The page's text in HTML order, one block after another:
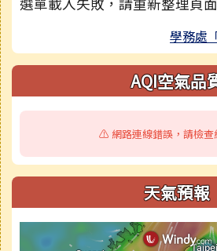
學務處
AQI空氣品
⚠️ 網路連線錯誤，請檢查
天氣預報